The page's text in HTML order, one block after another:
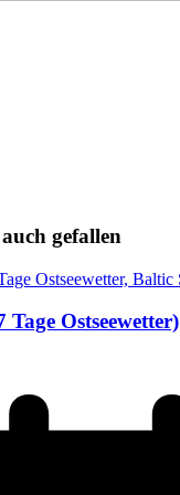
gefallen
Tage Ostseewetter)